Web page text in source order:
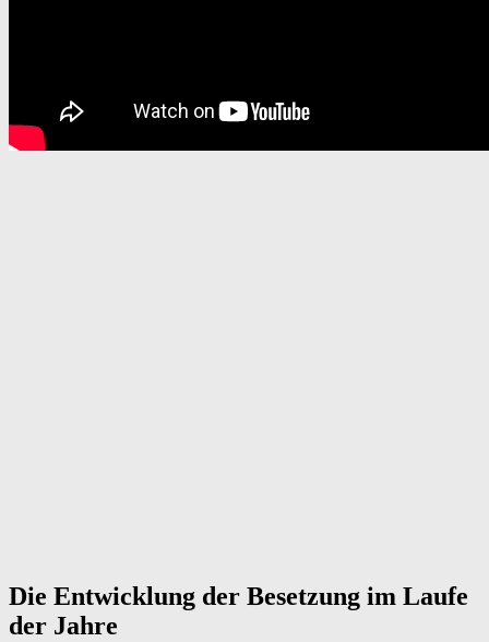
Die Entwicklung der Besetzung im Laufe
der Jahre